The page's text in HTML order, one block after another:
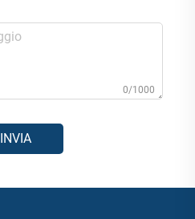
0/1000
INVIA